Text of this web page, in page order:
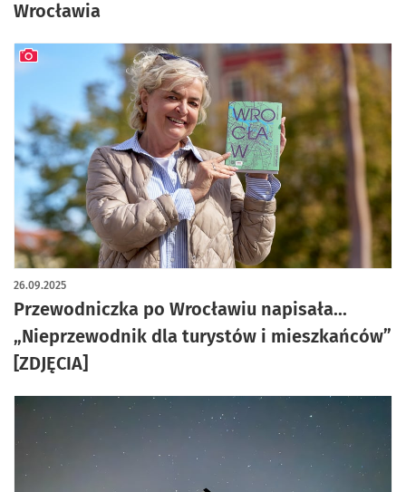
Wrocławia
Przewodniczka po Wrocławiu napisała...
„Nieprzewodnik dla turystów i mieszkańców”
[ZDJĘCIA]
26.09.2025
artykuł z galerią zdjęć